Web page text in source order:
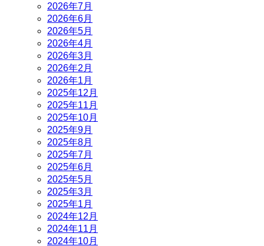
2026年7月
2026年6月
2026年5月
2026年4月
2026年3月
2026年2月
2026年1月
2025年12月
2025年11月
2025年10月
2025年9月
2025年8月
2025年7月
2025年6月
2025年5月
2025年3月
2025年1月
2024年12月
2024年11月
2024年10月